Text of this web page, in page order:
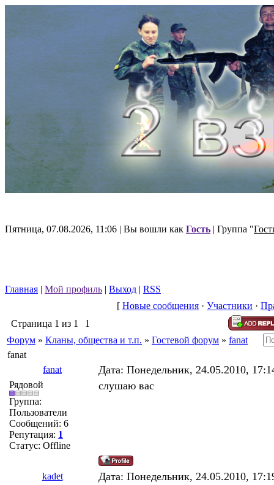
Пятница, 07.08.2026, 11:06 | Вы вошли как Гость | Группа "
Главная | Мой профиль | Выход | RSS
[ Новые сообщения · Участники ·
Страница 1 из 1
1
Форум » Кланы, общества и т.п. » Гостевой форум » fanat
fanat
fanat
Дата: Понедельник, 24.05.2010,
Рядовой
Группа:
Пользователи
Сообщений: 6
Репутация: 1
Статус: Offline
слушаю вас
kadet Дата: Понедельник, 24.05.2010,